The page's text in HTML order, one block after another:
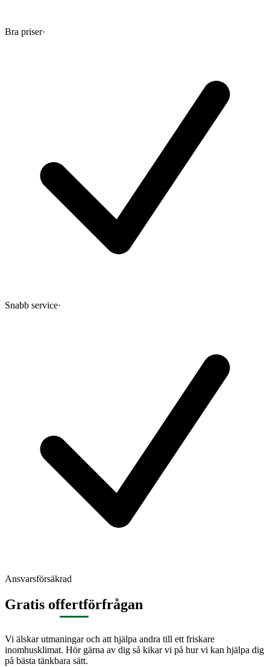
Bra priser·
Snabb service·
Ansvarsförsäkrad
Gratis offertförfrågan
Vi älskar utmaningar och att hjälpa andra till ett friskare
inomhusklimat. Hör gärna av dig så kikar vi på hur vi kan hjälpa dig
på bästa tänkbara sätt.